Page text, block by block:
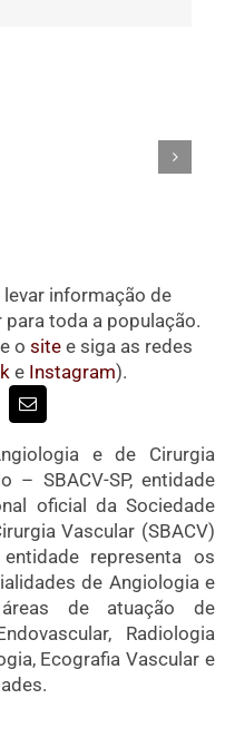
informação de
toda a população.
o sitee siga as redes
e Instagram).
e de Cirurgia
– SBACV-SP, entidade
oficial da Sociedade
Vascular (SBACV)
representa os
de Angiologia e
de atuação de
Radiologia
Ecografia Vascular e